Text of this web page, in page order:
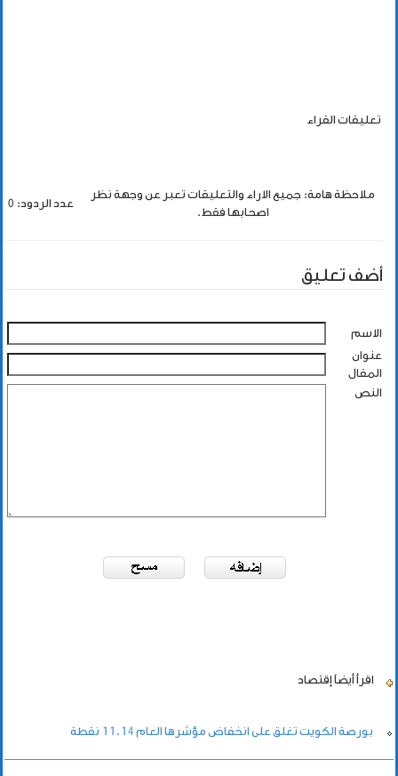
تعليقات القراء
ملاحظة هامة: جميع الاراء والتعليقات تعبر عن وجهة نظر
اصحابها فقط.
عدد الردود: 0
أضف تعليق
الاسم
عنوان
المقال
النص
اقرأ أيضاً إقتصاد
بورصة الكويت تغلق على انخفاض مؤشرها العام 11.14 نقطة